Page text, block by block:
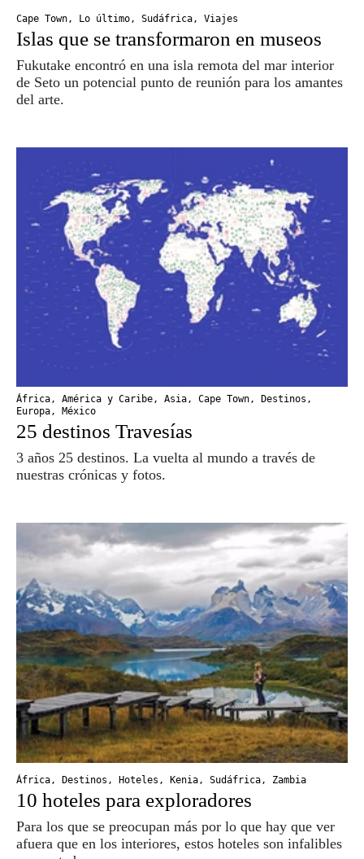
Cape Town, Lo último, Sudáfrica, Viajes
Islas que se transformaron en museos
Fukutake encontró en una isla remota del mar interior
de Seto un potencial punto de reunión para los amantes
del arte.
África, América y Caribe, Asia, Cape Town, Destinos ,
Europa, México
25 destinos Travesías
3 años 25 destinos. La vuelta al mundo a través de
nuestras crónicas y fotos.
África , Destinos , Hoteles , Kenia , Sudáfrica , Zambia
10 hoteles para exploradores
Para los que se preocupan más por lo que hay que ver
afuera que en los interiores, estos hoteles son infalibles